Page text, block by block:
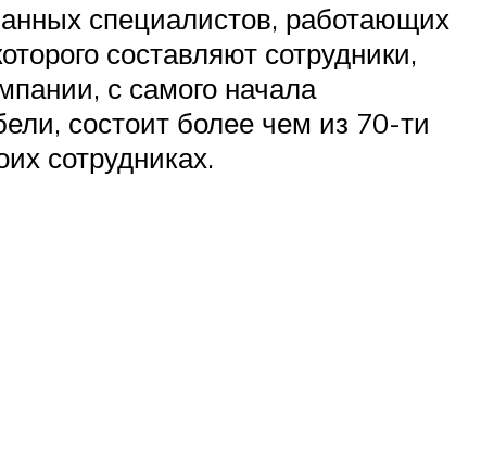
специалистов, работающих
составляют сотрудники,
с самого начала
состоит более чем из 70-ти
сотрудниках.